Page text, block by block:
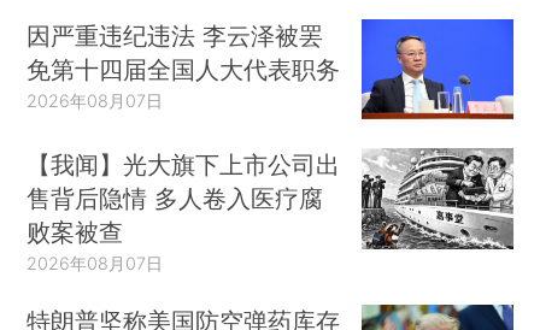
因严重违纪违法 李云泽被罢
免第十四届全国人大代表职务
2026年08月07日
【我闻】光大旗下上市公司出
售背后隐情 多人卷入医疗腐
败案被查
2026年08月07日
特朗普坚称美国防空弹药库存